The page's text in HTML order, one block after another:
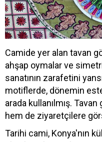
Camide yer alan tavan
ahşap oymalar ve
sanatının zarafetini
motiflerde, dönemin
arada kullanılmış.
hem de ziyaretçilere
Tarihi cami, Konya'nın